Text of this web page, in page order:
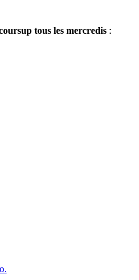
tous les mercredis :